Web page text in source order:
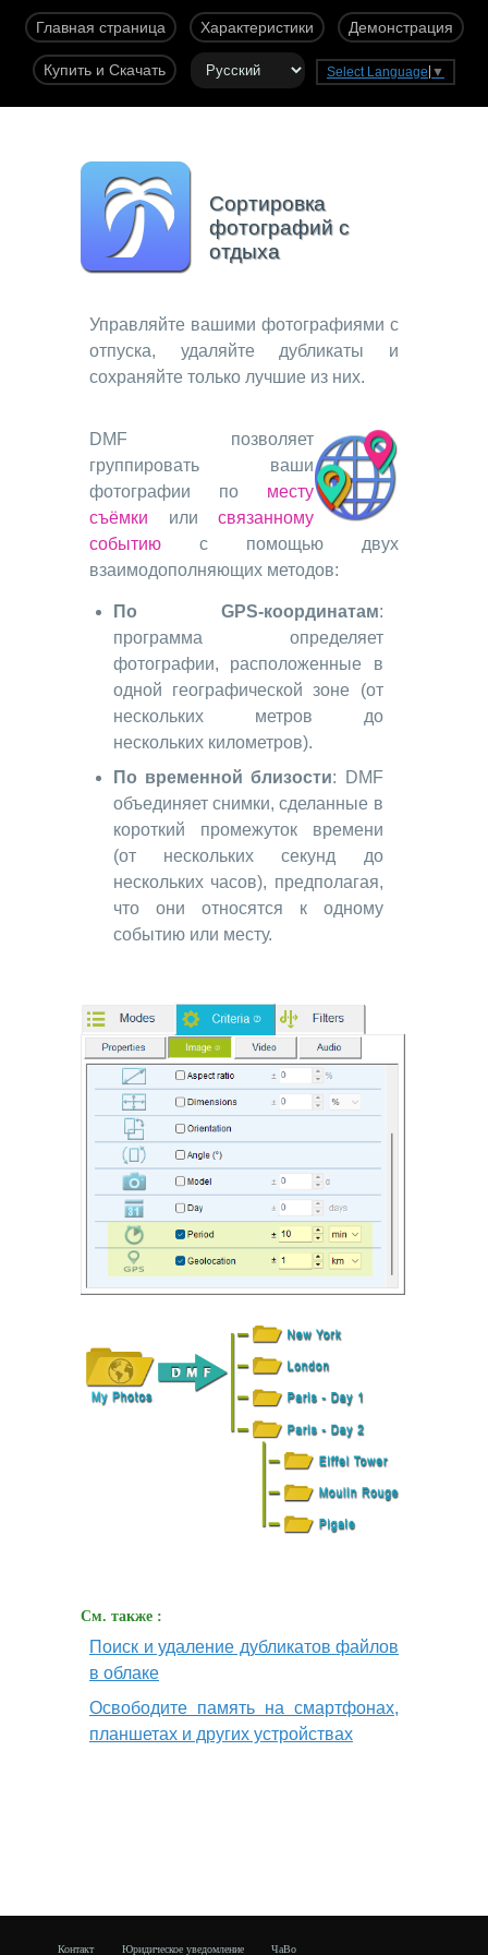
Главная страница Характеристики Демонстрация
Купить и Скачать Select Language ▼
Сортировка
фотографий с
отдыха
Управляйте вашими фотографиями с
отпуска, удаляйте дубликаты и
сохраняйте только лучшие из них.
DMF позволяет
группировать ваши
фотографии по месту
съёмки или связанному
событию с помощью двух
взаимодополняющих методов:
По GPS-координатам:
программа определяет
фотографии, расположенные в
одной географической зоне (от
нескольких метров до
нескольких километров).
По временной близости: DMF
объединяет снимки, сделанные в
короткий промежуток времени
(от нескольких секунд до
нескольких часов), предполагая,
что они относятся к одному
событию или месту.
См. также :
Поиск и удаление дубликатов файлов
в облаке
Освободите память на смартфонах,
планшетах и других устройствах
Контакт Юридическое уведомление ЧаВо